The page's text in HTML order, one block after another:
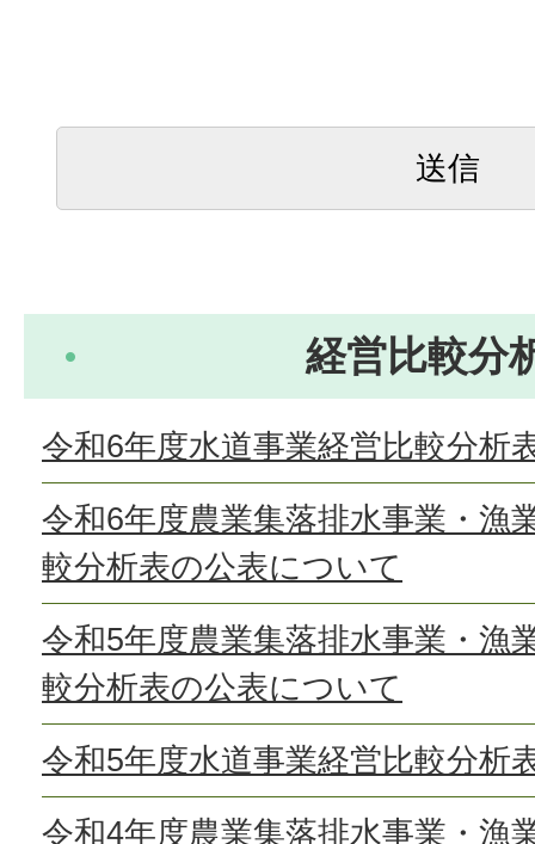
経営比較分
令和6年度水道事業経営比較分析
令和6年度農業集落排水事業・漁
較分析表の公表について
令和5年度農業集落排水事業・漁
較分析表の公表について
令和5年度水道事業経営比較分析
令和4年度農業集落排水事業・漁